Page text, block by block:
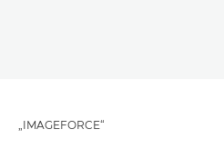
„IMAGEFORCE“